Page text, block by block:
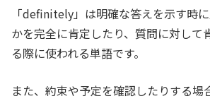
「definitely」は明確な答えを示す時
かを完全に肯定したり、質問に対して
る際に使われる単語です。
また、約束や予定を確認したりする場